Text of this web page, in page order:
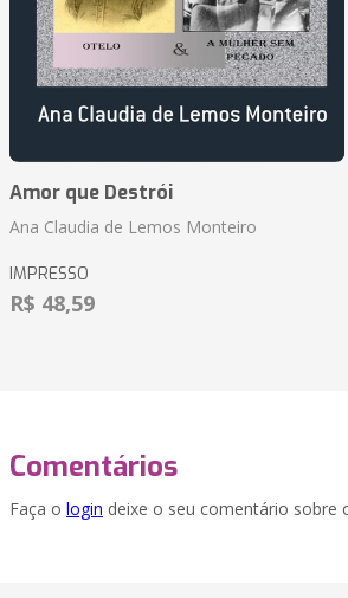
Amor que Destrói
Ana Claudia de Lemos Monteiro
IMPRESSO
R$ 48,59
Comentários
Faça o login deixe o seu comentário sobre